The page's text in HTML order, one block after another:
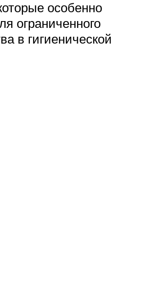
особенно
ограниченного
в гигиенической